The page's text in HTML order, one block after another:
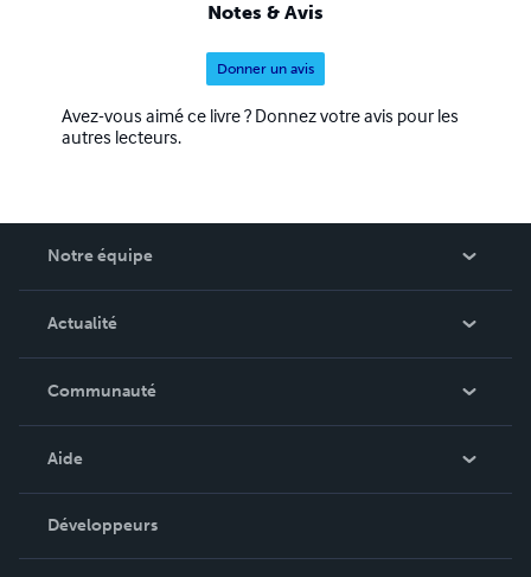
Notes & Avis
Donner un avis
Avez-vous aimé ce livre ? Donnez votre avis pour les
autres lecteurs.
Notre équipe
Qui sommes-nous ?
Actualité
Dans l'actualité
Communauté
Blog
Podcast
Aide
Recherche de commande
Base de connaissances
Développeurs